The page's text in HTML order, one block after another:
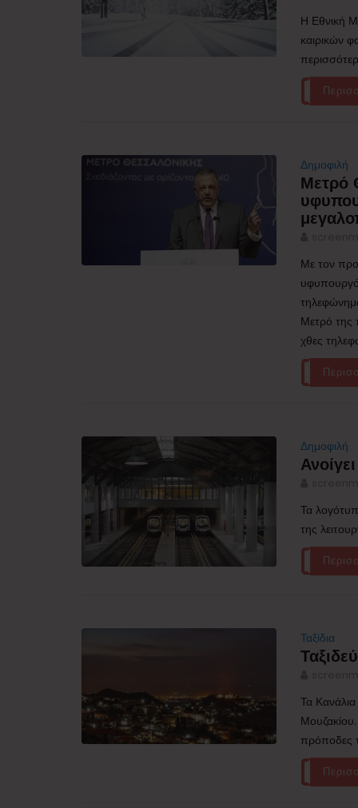
Η Εθνική
καιρικών
Δημοφιλή
Μετρό
Με τον
Μετρό της
χθες
Δημοφιλή
Τα
της
Ταξίδια
Τα
πρόποδες